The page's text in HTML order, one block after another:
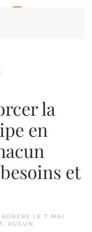
la
en
et
LE 7 MAI
. AUCUN